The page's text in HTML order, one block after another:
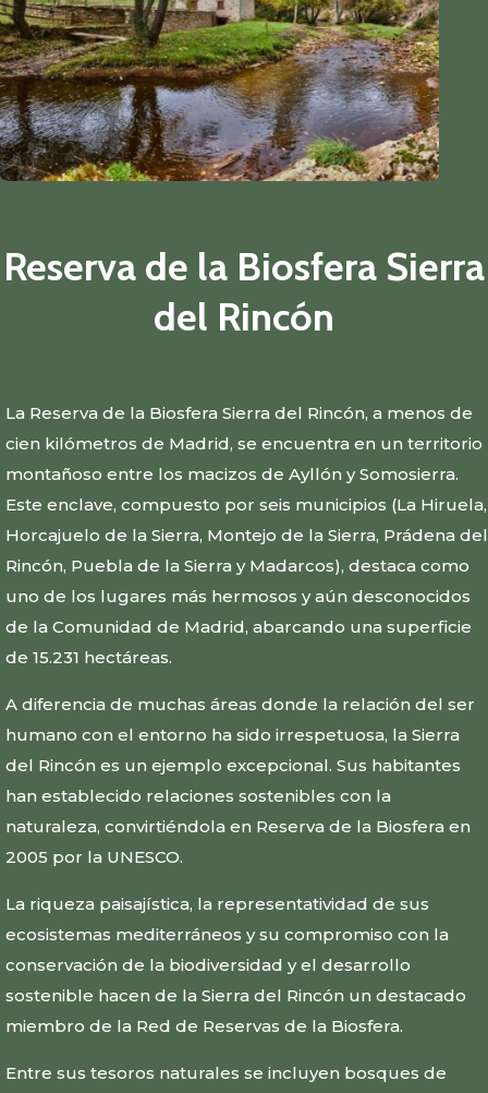
Reserva de la Biosfera Sierra
del Rincón
La Reserva de la Biosfera Sierra del Rincón, a menos de
cien kilómetros de Madrid, se encuentra en un territorio
montañoso entre los macizos de Ayllón y Somosierra.
Este enclave, compuesto por seis municipios (La Hiruela,
Horcajuelo de la Sierra, Montejo de la Sierra, Prádena del
Rincón, Puebla de la Sierra y Madarcos), destaca como
uno de los lugares más hermosos y aún desconocidos
de la Comunidad de Madrid, abarcando una superficie
de 15.231 hectáreas.
A diferencia de muchas áreas donde la relación del ser
humano con el entorno ha sido irrespetuosa, la Sierra
del Rincón es un ejemplo excepcional. Sus habitantes
han establecido relaciones sostenibles con la
naturaleza, convirtiéndola en Reserva de la Biosfera en
2005 por la UNESCO.
La riqueza paisajística, la representatividad de sus
ecosistemas mediterráneos y su compromiso con la
conservación de la biodiversidad y el desarrollo
sostenible hacen de la Sierra del Rincón un destacado
miembro de la Red de Reservas de la Biosfera.
Entre sus tesoros naturales se incluyen bosques de